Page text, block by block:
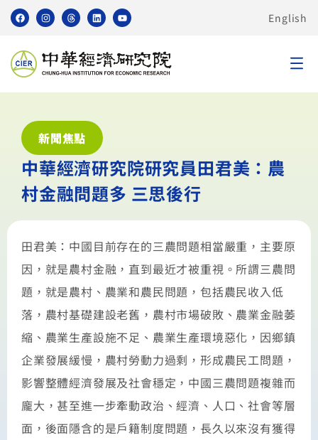
English
新聞焦點
中華經濟研究院研究員田君美：農
村金融問題多 三思後行
田君美：中國目前存在的三農問題相當嚴重，主要原
因，就是農村金融，直到最近才被重視。所謂三農問
題，就是農村、農業和農民問題，包括農民收入低
落，農村基礎建設老舊，農村市場破敗、農業金融萎
縮、農業生產設施不足、農業生產環境惡化，因鄉鎮
企業發展緩慢，農村勞動力過剩，形成農民工問題，
影響整體經濟發展及社會穩定，中國三農問題複雜而
龐大，甚至進一步牽動政治、經濟、人口、社會等層
面，後面隱含的是戶籍制度問題，長久以來沒有獲得